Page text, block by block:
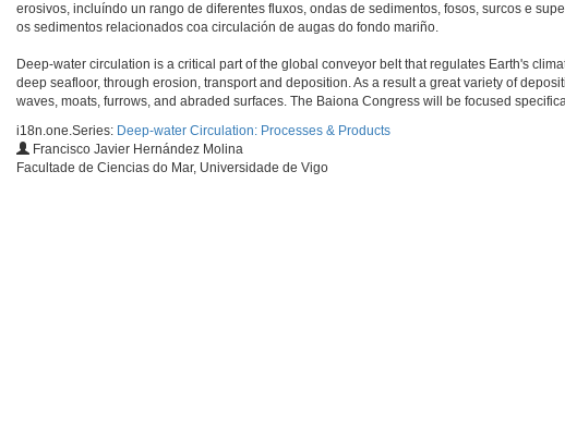
erosivos, incluíndo un rango de diferentes fluxos, ondas de sedimentos, fosos, surcos e
os sedimentos relacionados coa circulación de augas do fondo mariño.
Deep-water circulation is a critical part of the global conveyor belt that regulates Earth's
deep seafloor, through erosion, transport and deposition. As a result a great variety of
waves, moats, furrows, and abraded surfaces. The Baiona Congress will be focused
i18n.one.Series: Deep-water Circulation: Processes & Products
Francisco Javier Hernández Molina
Facultade de Ciencias do Mar, Universidade de Vigo